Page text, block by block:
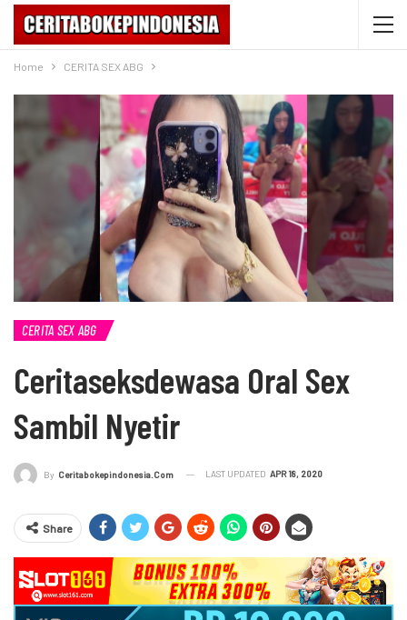
Home CERITA SEX ABG
CERITA SEX ABG
Ceritaseksdewasa Oral Sex
Sambil Nyetir
By Ceritabokepindonesia.com LAST UPDATED APR 18, 2020
Share